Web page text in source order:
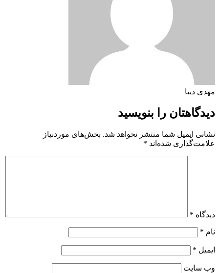
مهدی دیبا
دیدگاهتان را بنویسید
نشانی ایمیل شما منتشر نخواهد شد. بخش‌های موردنیاز
علامت‌گذاری شده‌اند *
دیدگاه *
نام *
ایمیل *
وب‌ سایت